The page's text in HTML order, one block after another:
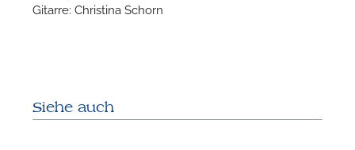
Gitarre: Christina Schorn
Siehe auch